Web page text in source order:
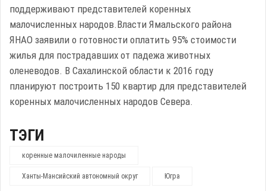
поддерживают представителей коренных
малочисленных народов.Власти Ямальского района
ЯНАО заявили о готовности оплатить 95% стоимости
жилья для пострадавших от падежа животных
оленеводов. В Сахалинской области к 2016 году
планируют построить 150 квартир для представителей
коренных малочисленных народов Севера.
ТЭГИ
коренные малочиленные народы
Ханты-Мансийский автономный округ Югра